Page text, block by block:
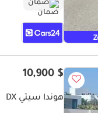
ضمان
$ 10,900
هوندا سيتي DX